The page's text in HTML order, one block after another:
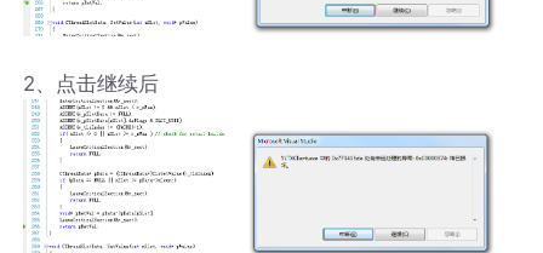
2、点击继续后